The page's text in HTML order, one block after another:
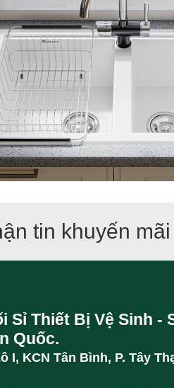
tin khuyến mãi
Sỉ Thiết Bị Vệ Sinh -
Quốc.
I, KCN Tân Bình, P. Tây